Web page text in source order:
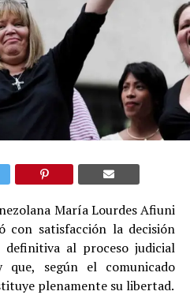
María Lourdes Afiuni
con satisfacción la decisión
al proceso judicial
según el comunicado
plenamente su libertad.